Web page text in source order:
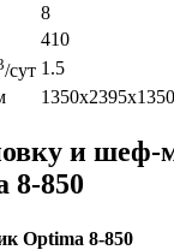
8
410
/сут 1.5
1350x2395x1350
и шеф-
8-850
Optima 8-850